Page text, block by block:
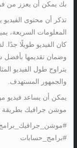
بك يمكن أن يعزز من
تذكر أن محتوى
المعلومات السريعة،
كان الفيديو طويلًا جدًا.
وضمان تقديمها
والجمهور المستهدف.
يمكن أن يساعد
موشن جرافيك بطريقة
#برامج_حسابات